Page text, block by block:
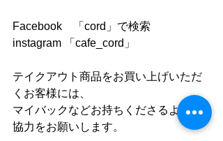
Facebook　「cord」で検索
instagram 「cafe_cord」
テイクアウト商品をお買い上げいただ
くお客様には、
マイバックなどお持ちくださるようご
協力をお願いします。